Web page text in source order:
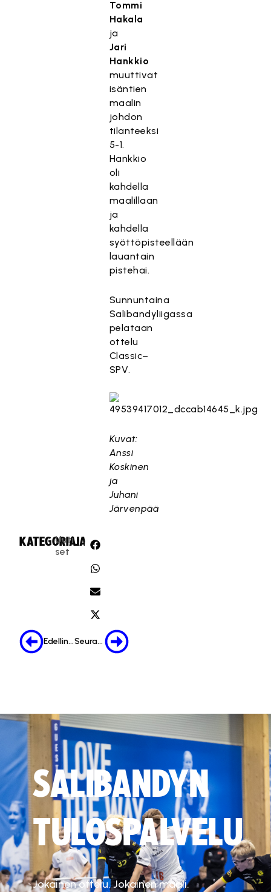
Tommi
Hakala
ja
Jari
Hankkio
muuttivat
isäntien
maalin
johdon
tilanteeksi
5-1.
Hankkio
oli
kahdella
maalillaan
ja
kahdella
syöttöpisteellään
lauantain
pistehai.
Sunnuntaina
Salibandyliigassa
pelataan
ottelu
Classic–
SPV.
Kuvat:
Anssi
Koskinen
ja
Juhani
Järvenpää
KATEGORIA:
Uuti
set
JAA:
Edellinen Seuraava
SALIBANDYN
TULOSPALVELU
Jokainen ottelu. Jokainen maali.